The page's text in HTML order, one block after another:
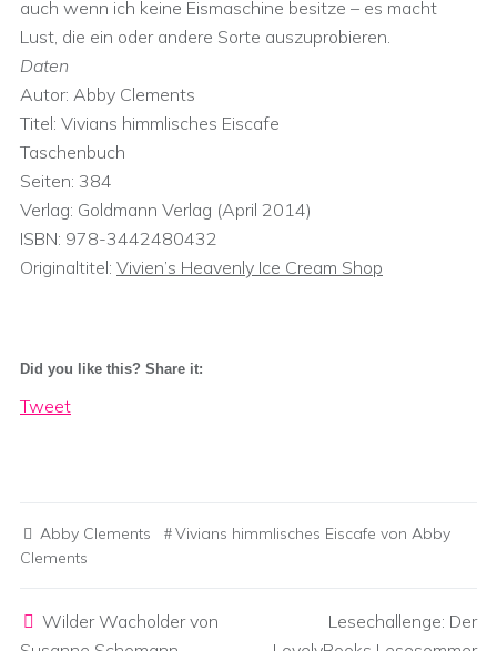
auch wenn ich keine Eismaschine besitze – es macht
Lust, die ein oder andere Sorte auszuprobieren.
Daten
Autor: Abby Clements
Titel: Vivians himmlisches Eiscafe
Taschenbuch
Seiten: 384
Verlag: Goldmann Verlag (April 2014)
ISBN: 978-3442480432
Originaltitel: Vivien’s Heavenly Ice Cream Shop
Did you like this? Share it:
Tweet
Abby Clements
Vivians himmlisches Eiscafe von Abby
Clements
Wilder Wacholder von
Lesechallenge: Der